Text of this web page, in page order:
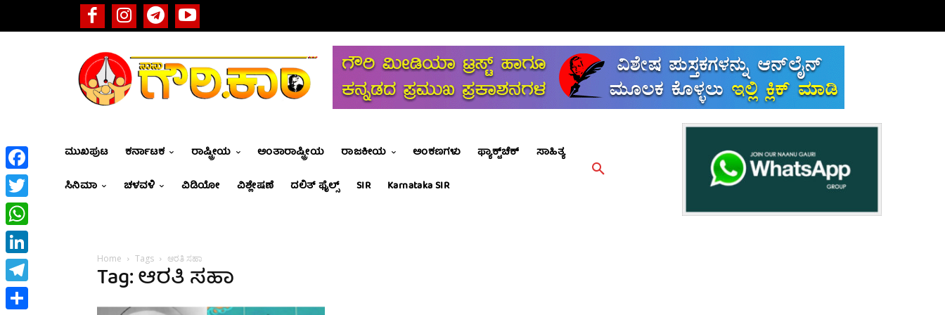
ಮುಖಪುಟ ಕರ್ನಾಟಕ ರಾಷ್ಟ್ರೀಯ ಅಂತಾರಾಷ್ಟ್ರೀಯ ರಾಜಕೀಯ ಅಂಕಣಗಳು ಫ್ಯಾಕ್ಟ್‌ಚೆಕ್
ಸಾಹಿತ್ಯ
ಸಿನಿಮಾ
ಚಳವಳಿ ವಿಡಿಯೋ ವಿಶ್ಲೇಷಣೆ ದಲಿತ್ ಫೈಲ್ಸ್ SIR Karnataka SIR
Home Tags ಆರತಿ ಸಹಾ
Tag: ಆರತಿ ಸಹಾ
Facebook
Twitter
WhatsApp
LinkedIn
Telegram